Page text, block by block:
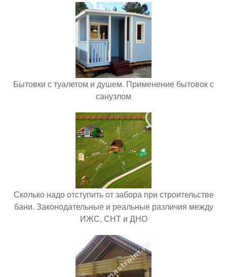
Бытовки с туалетом и душем. Применение бытовок с
санузлом
Сколько надо отступить от забора при строительстве
бани. Законодательные и реальные различия между
ИЖС, СНТ и ДНО